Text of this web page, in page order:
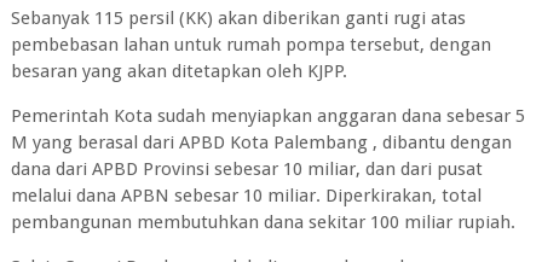
Sebanyak 115 persil (KK) akan diberikan ganti rugi atas
pembebasan lahan untuk rumah pompa tersebut, dengan
besaran yang akan ditetapkan oleh KJPP.
Pemerintah Kota sudah menyiapkan anggaran dana sebesar 5
M yang berasal dari APBD Kota Palembang , dibantu dengan
dana dari APBD Provinsi sebesar 10 miliar, dan dari pusat
melalui dana APBN sebesar 10 miliar. Diperkirakan, total
pembangunan membutuhkan dana sekitar 100 miliar rupiah.